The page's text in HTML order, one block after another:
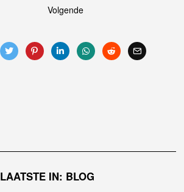
Volgende
LAATSTE IN: BLOG